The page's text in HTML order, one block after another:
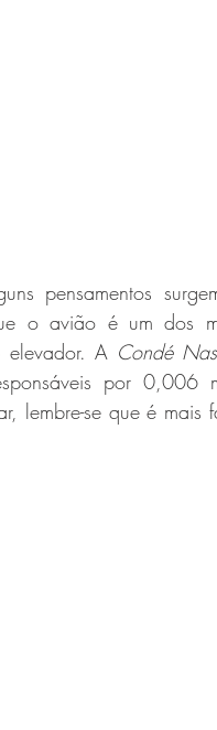
pensamentos
o avião é um dos
A Condé
por
lembre-se que é